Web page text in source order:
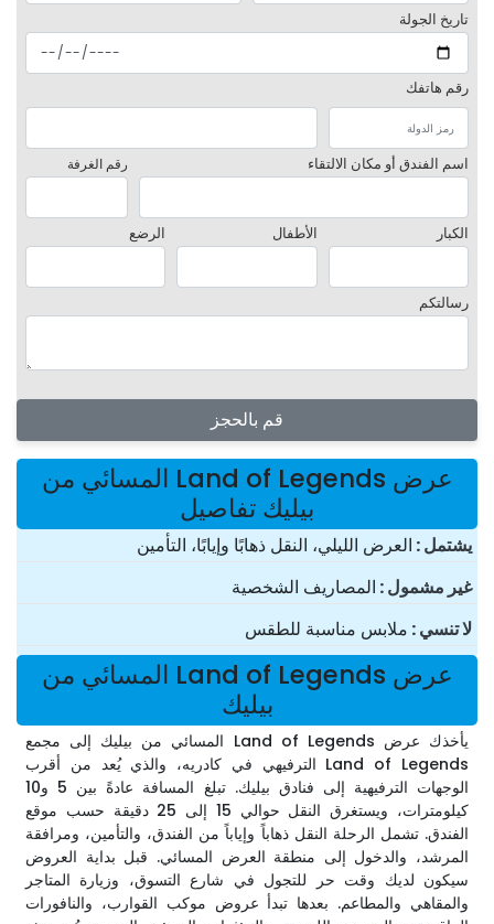
تاريخ الجولة
رقم هاتفك
اسم الفندق أو مكان الالتقاء رقم الغرفة
الكبار الأطفال الرضع
رسالتكم
قم بالحجز
عرض Land of Legends المسائي من
بيليك تفاصيل
یشتمل العرض الليلي، النقل ذهابًا وإيابًا، التأمين
غير مشمول المصاريف الشخصية
لا تنسي ملابس مناسبة للطقس
عرض Land of Legends المسائي من
بيليك
يأخذك عرض Land of Legends المسائي من بيليك إلى مجمع
Land of Legends الترفيهي في كادريه، والذي يُعد من أقرب
الوجهات الترفيهية إلى فنادق بيليك. تبلغ المسافة عادةً بين 5 و10
كيلومترات، ويستغرق النقل حوالي 15 إلى 25 دقيقة حسب موقع
الفندق. تشمل الرحلة النقل ذهاباً وإياباً من الفندق، والتأمين، ومرافقة
المرشد، والدخول إلى منطقة العرض المسائي. قبل بداية العروض
سيكون لديك وقت حر للتجول في شارع التسوق، وزيارة المتاجر
والمقاهي والمطاعم. بعدها تبدأ عروض موكب القوارب، والنافورات